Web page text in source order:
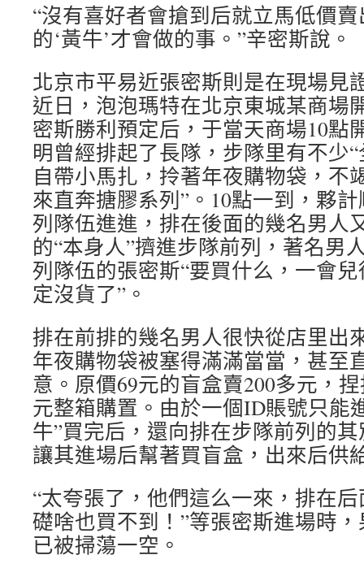
“沒有喜好者會搶到后就立馬低價
的‘黃牛’才會做的事。”辛密斯說。
北京市平易近張密斯則是在現場見
近日，泡泡瑪特在北京東城某商場
密斯勝利預定后，于當天商場10點
明曾經排起了長隊，步隊里有不少
自帶小馬扎，拎著年夜購物袋，不
來直奔搪膠系列”。10點一到，夥
列隊伍進進，排在後面的幾名男人
的“本身人”擠進步隊前列，著名男
列隊伍的張密斯“要買什么，一會
定沒貨了”。
排在前排的幾名男人很快從店里出
年夜購物袋被塞得滿滿當當，甚至
意。原價69元的盲盒賣200多元，
元整箱購置。由於一個ID賬號只能
牛”買完后，還向排在步隊前列的
讓其進場后幫著買盲盒，出來后供
“太夸張了，他們這么一來，排在
礎啥也買不到！”等張密斯進場時
已被掃蕩一空。